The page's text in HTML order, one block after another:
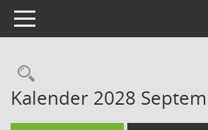
Toggle navigation
Rechercheauswahl
Kalender 2028